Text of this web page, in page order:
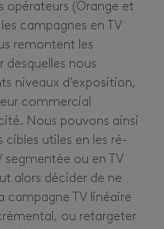
opérateurs (Orange et
campagnes en TV
remontent les
desquelles nous
niveaux d’exposition,
commercial
Nous pouvons ainsi
cibles utiles en les ré-
segmentée ou en TV
alors décider de ne
campagne TV linéaire
ou retargeter